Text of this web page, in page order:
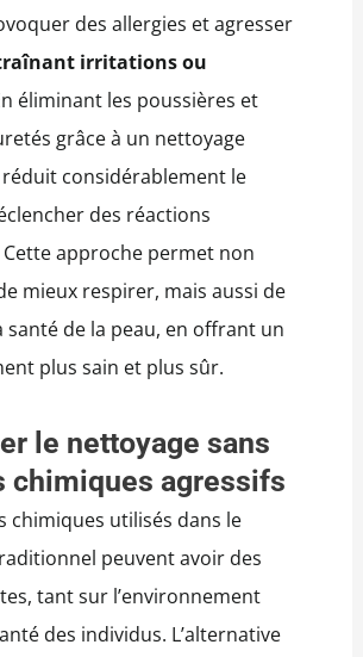
des allergies et agresser
irritations ou
éliminant les poussières et
grâce à un nettoyage
considérablement le
des réactions
approche permet non
mieux respirer, mais aussi de
santé de la peau, en offrant un
plus sain et plus sûr.
le nettoyage sans
chimiques agressifs
chimiques utilisés dans le
peuvent avoir des
tant sur l’environnement
des individus. L’alternative